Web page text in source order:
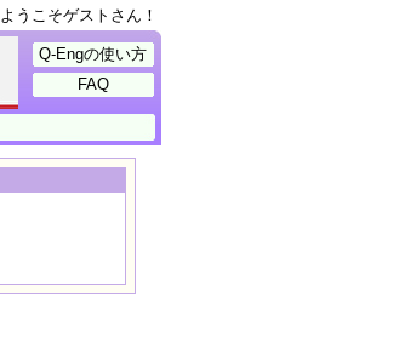
ようこそゲストさん！
Q-Engの使い方
FAQ